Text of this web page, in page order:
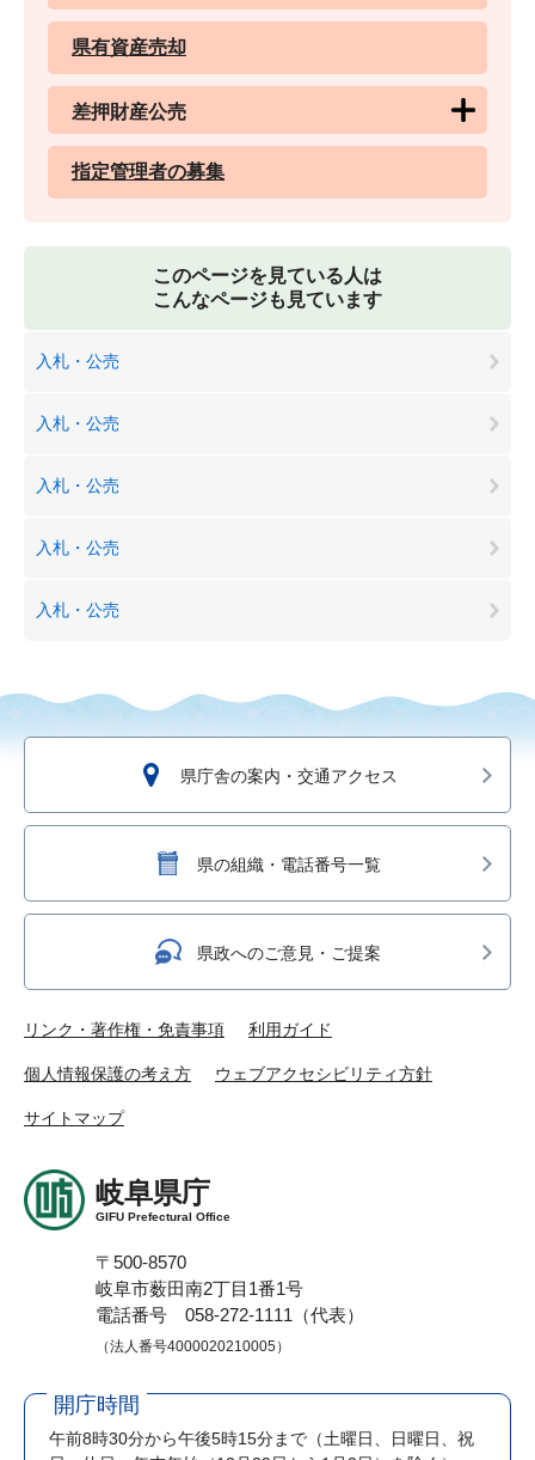
県有資産売却
差押財産公売
指定管理者の募集
このページを見ている人は
こんなページも見ています
入札・公売
入札・公売
入札・公売
入札・公売
入札・公売
県庁舎の案内・交通アクセス
県の組織・電話番号一覧
県政へのご意見・ご提案
リンク・著作権・免責事項 利用ガイド
個人情報保護の考え方 ウェブアクセシビリティ方針
サイトマップ
岐阜県庁
GIFU Prefectural Office
〒500-8570
岐阜市薮田南2丁目1番1号
電話番号 058-272-1111（代表）
（法人番号4000020210005）
開庁時間
午前8時30分から午後5時15分まで （土曜日、日曜日、祝